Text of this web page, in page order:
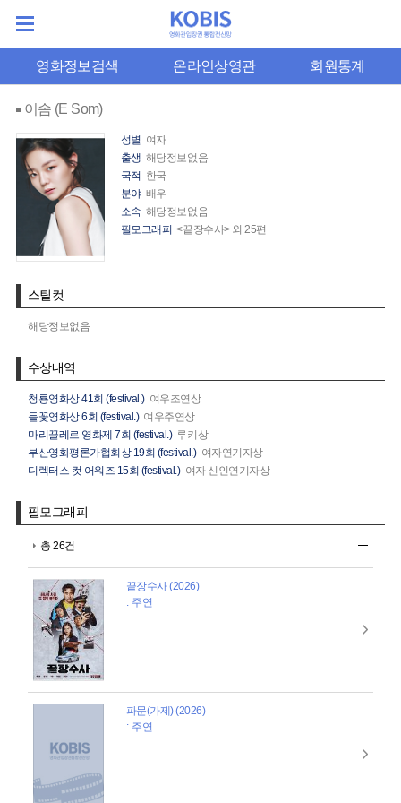
영화정보검색 온라인상영관 회원통계
이솜 (E Som)
성별 여자
출생 해당정보없음
국적 한국
분야 배우
소속 해당정보없음
필모그래피 <끝장수사> 외 25편
스틸컷
해당정보없음
수상내역
청룡영화상 41회 (festival.) 여우조연상
들꽃영화상 6회 (festival.) 여우주연상
마리끌레르 영화제 7회 (festival.) 루키상
부산영화평론가협회상 19회 (festival.) 여자연기자상
디렉터스 컷 어워즈 15회 (festival.) 여자 신인연기자상
필모그래피
총 26건
끝장수사 (2026)
: 주연
파문(가제) (2026)
: 주연